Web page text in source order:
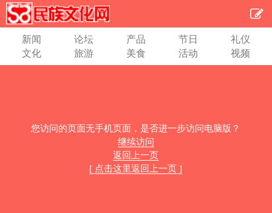
新闻 论坛 产品 节日
礼仪
文化
旅游 美食 活动 视频
您访问的页面无手机页面，是否进一步访问电脑版？
继续访问
返回上一页
[ 点击这里返回上一页 ]